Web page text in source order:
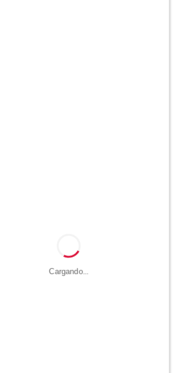
Cargando...